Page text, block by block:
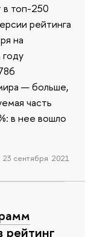
в топ-250
рейтинга
на
— больше,
часть
в нее вошло
23 сентября 2021